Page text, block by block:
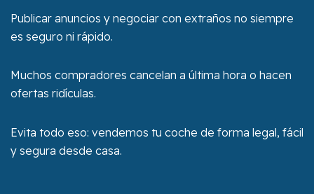
Publicar anuncios y negociar con extraños no siempre
es seguro ni rápido.
Muchos compradores cancelan a última hora o hacen
ofertas ridículas.
Evita todo eso: vendemos tu coche de forma legal, fácil
y segura desde casa.